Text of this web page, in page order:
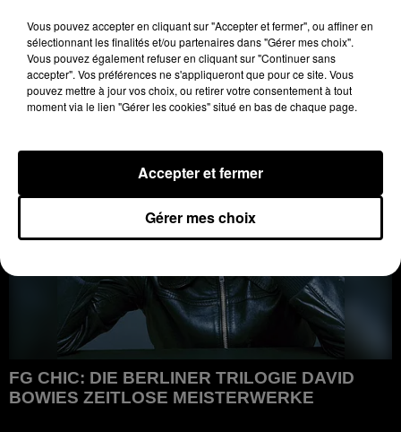
FG CHIC HAMBURG: GAGA HAMBURG: WO
DIE NACHT IM RHYTHMUS DES STILS...
FG CHIC HAMBURG: GAGA Hamburg: Wo die Nacht im
Rhythmus des Stils pulsiert
FG CHIC: DIE BERLINER TRILOGIE DAVID
BOWIES ZEITLOSE MEISTERWERKE
Vous pouvez accepter en cliquant sur "Accepter et fermer", ou affiner en
sélectionnant les finalités et/ou partenaires dans "Gérer mes choix".
Vous pouvez également refuser en cliquant sur "Continuer sans
accepter". Vos préférences ne s'appliqueront que pour ce site. Vous
pouvez mettre à jour vos choix, ou retirer votre consentement à tout
moment via le lien "Gérer les cookies" situé en bas de chaque page.
Gérer mes choix
Accepter et fermer